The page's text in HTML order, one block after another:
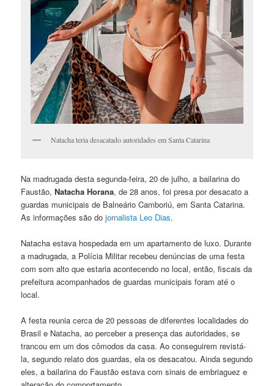
Natacha teria desacatado autoridades em Santa Catarina
Na madrugada desta segunda-feira, 20 de julho, a bailarina do
Faustão,Natacha Horana, de 28 anos, foi presa por desacato a
guardas municipais de Balneário Camboriú, em Santa Catarina.
As informações são dojornalista Leo Dias.
Natacha estava hospedada em um apartamento de luxo. Durante
a madrugada, a Polícia Militar recebeu denúncias de uma festa
com som alto que estaria acontecendo no local, então, fiscais da
prefeitura acompanhados de guardas municipais foram até o
local.
A festa reunia cerca de 20 pessoas de diferentes localidades do
Brasil e Natacha, ao perceber a presença das autoridades, se
trancou em um dos cômodos da casa. Ao conseguirem revistá-
la, segundo relato dos guardas, ela os desacatou. Ainda segundo
eles, a bailarina do Faustão estava com sinais de embriaguez e